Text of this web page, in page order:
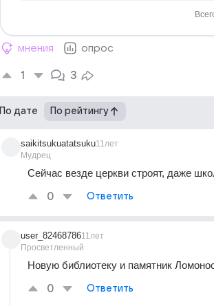
мнения опрос
1 3
По дате По рейтингу
saikitsukuatatsuku
Мудрец
11лет
Сейчас везде церкви строят, даже
0 Ответить
user_82468786
Просветленный
11лет
Новую библиотеку и памятник
0 Ответить